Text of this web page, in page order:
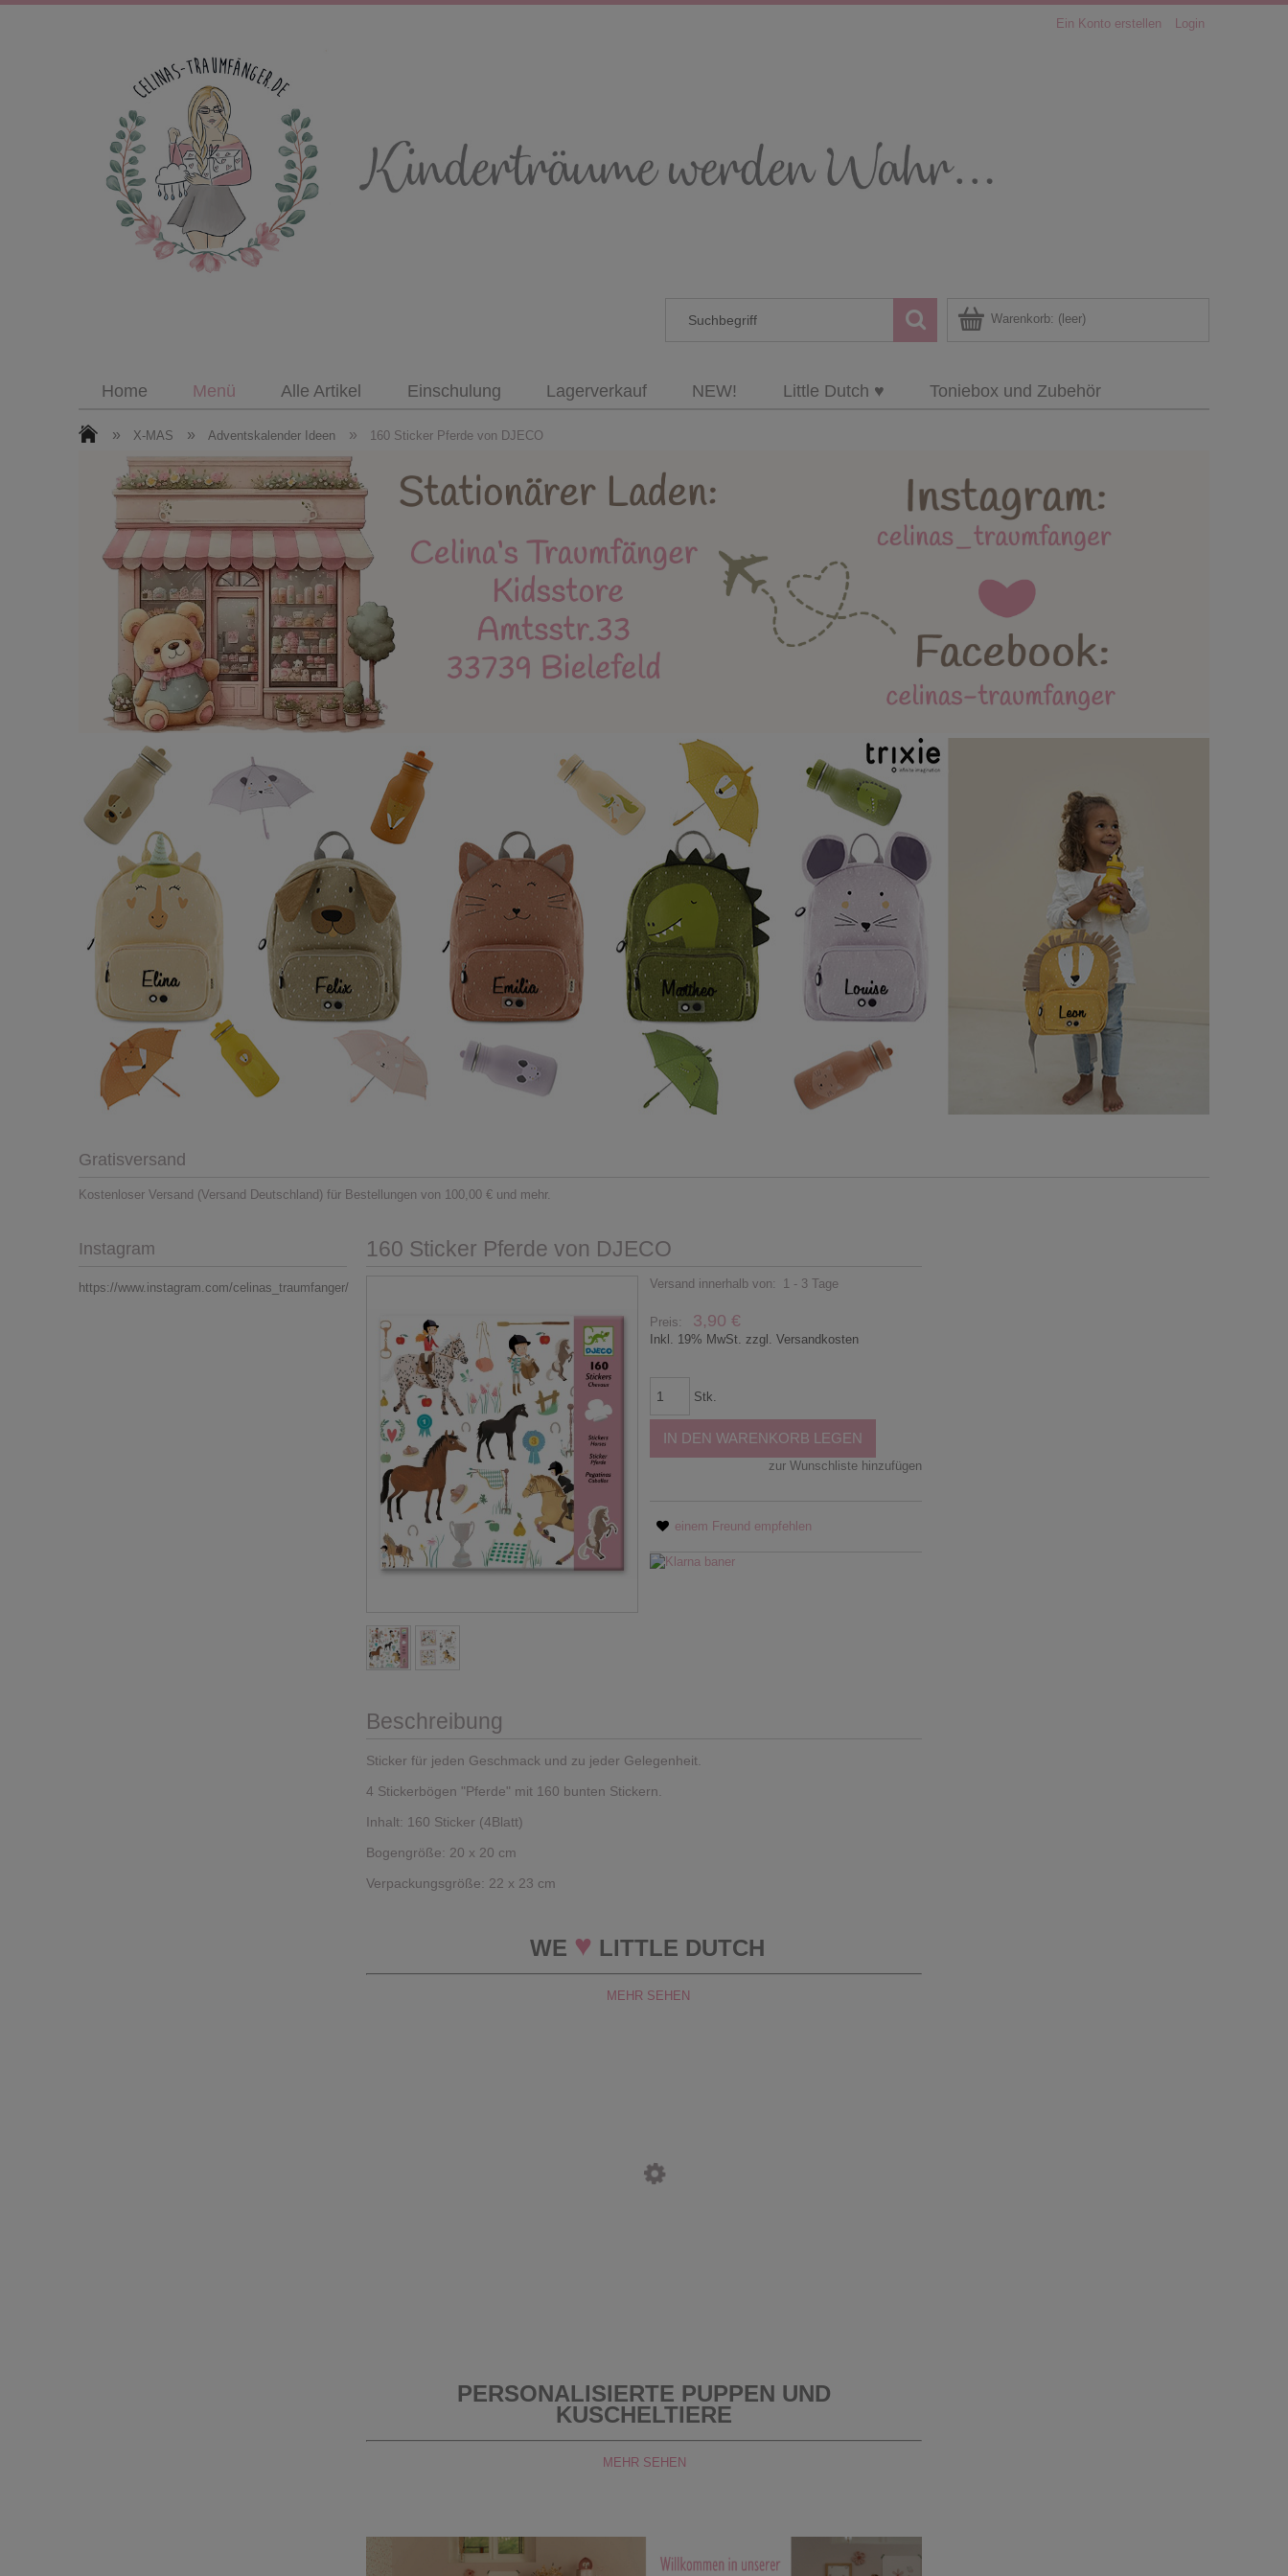
Ein Konto erstellen Login
Warenkorb: (leer)
Home Menü Alle Artikel Einschulung Lagerverkauf NEW! Little Dutch ♥ Toniebox und Zubehör
Roller + Helme Kinderzimmermöbel Holzspielzeug
Puppen / Kuscheltiere Ostern Neue Produkte Stapelstein
Facebook Kontakt / Impressum Instagram
» X-MAS » Adventskalender Ideen » 160 Sticker Pferde von DJECO
Gratisversand
Kostenloser Versand (Versand Deutschland) für Bestellungen von 100,00 € und mehr.
Instagram
https://www.instagram.com/celinas_traumfanger/
160 Sticker Pferde von DJECO
Versand innerhalb von: 1 - 3 Tage
Preis: 3,90 €
Inkl. 19% MwSt. zzgl. Versandkosten
Stk.
IN DEN WARENKORB LEGEN
zur Wunschliste hinzufügen
einem Freund empfehlen
Beschreibung
Sticker für jeden Geschmack und zu jeder Gelegenheit.
4 Stickerbögen "Pferde" mit 160 bunten Stickern.
Inhalt: 160 Sticker (4Blatt)
Bogengröße: 20 x 20 cm
Verpackungsgröße: 22 x 23 cm
WE ♥ LITTLE DUTCH
MEHR SEHEN
PERSONALISIERTE PUPPEN UND
KUSCHELTIERE
MEHR SEHEN